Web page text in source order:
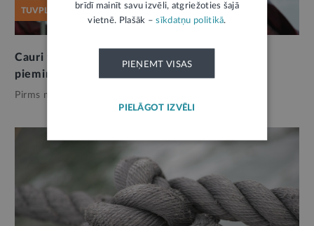
TUVPLĀNĀ
Cauri tumsas labirintam. 14. jūnija deportāciju
pieminot
Pirms mēneša,
brīdī mainīt savu izvēli, atgriežoties šajā
vietnē. Plašāk –sīkdatņu politikā.
PIEŅEMT VISAS
PIELĀGOT IZVĒLI